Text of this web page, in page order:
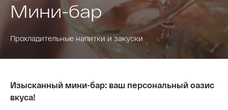
Мини-бар
Прохладительные напитки и закуски
Изысканный мини-бар: ваш персональный оазис
вкуса!